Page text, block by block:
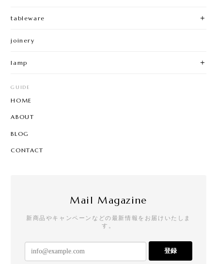
tableware
joinery
lamp
GUIDE
HOME
ABOUT
BLOG
CONTACT
Mail Magazine
新商品やキャンペーンなどの最新情報をお届けいたしま
す。
登録